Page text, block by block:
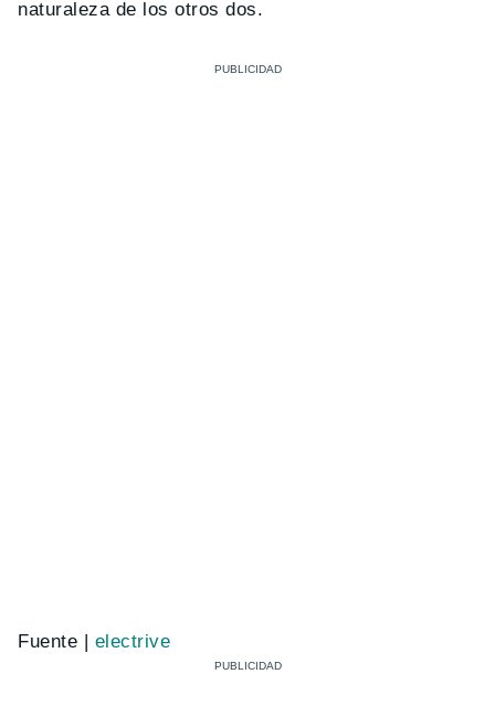
naturaleza de los otros dos.
Fuente | electrive